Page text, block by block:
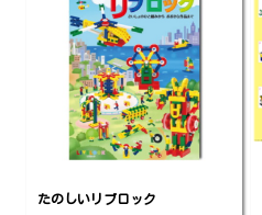
たのしいリブロック